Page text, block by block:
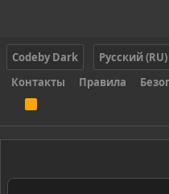
Codeby Dark
Русский (RU)
Контакты
Правила
S